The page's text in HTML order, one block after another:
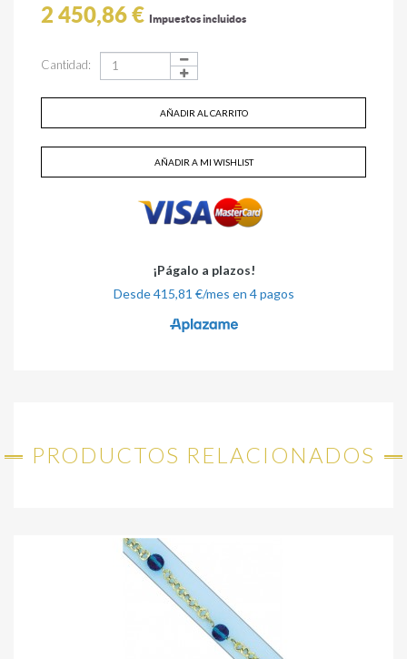
2 450,86 € Impuestos incluidos
Cantidad:
AÑADIR AL CARRITO
AÑADIR A MI WISHLIST
PRODUCTOS RELACIONADOS